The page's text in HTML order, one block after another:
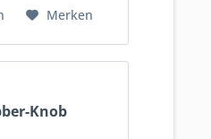
Merken
Knob